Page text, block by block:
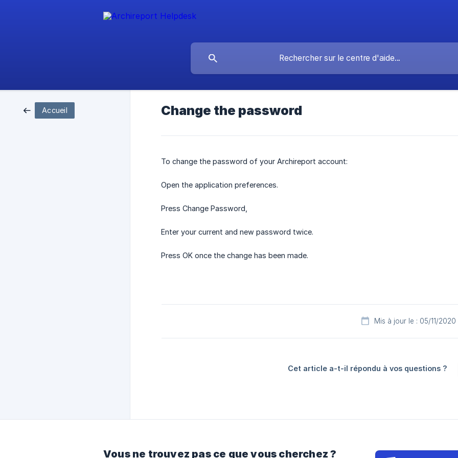
Accueil Change the password
To change the password of your Archireport account:
Open the application preferences.
Press Change Password,
Enter your current and new password twice.
Press OK once the change has been made.
Mis à jour le : 05/11/2020
Cet article a-t-il répondu à vos questions ?
Vous ne trouvez pas ce que vous cherchez ?